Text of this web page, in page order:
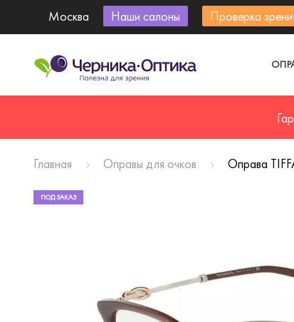
Москва Наши салоны Проверка
Главная Оправы для очков Оправа
ПОД ЗАКАЗ